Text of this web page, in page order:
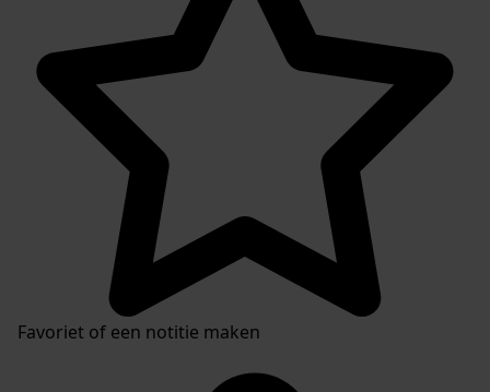
Favoriet of een notitie maken